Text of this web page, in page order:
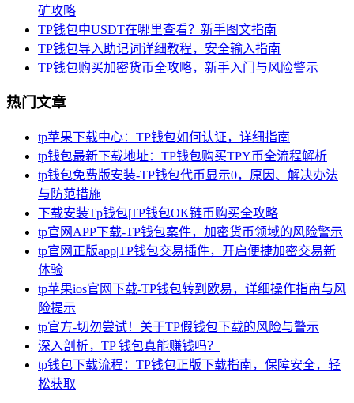
矿攻略
TP钱包中USDT在哪里查看？新手图文指南
TP钱包导入助记词详细教程，安全输入指南
TP钱包购买加密货币全攻略，新手入门与风险警示
热门文章
tp苹果下载中心：TP钱包如何认证，详细指南
tp钱包最新下载地址：TP钱包购买TPY币全流程解析
tp钱包免费版安装-TP钱包代币显示0，原因、解决办法
与防范措施
下载安装Tp钱包|TP钱包OK链币购买全攻略
tp官网APP下载-TP钱包案件，加密货币领域的风险警示
tp官网正版app|TP钱包交易插件，开启便捷加密交易新
体验
tp苹果ios官网下载-TP钱包转到欧易，详细操作指南与风
险提示
tp官方-切勿尝试！关于TP假钱包下载的风险与警示
深入剖析，TP 钱包真能赚钱吗？
tp钱包下载流程：TP钱包正版下载指南，保障安全，轻
松获取